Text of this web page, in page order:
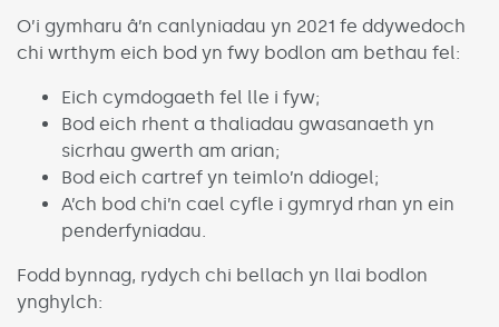
O’i gymharu â’n canlyniadau yn 2021 fe ddywedoch
chi wrthym eich bod yn fwy bodlon am bethau fel:
Eich cymdogaeth fel lle i fyw;
Bod eich rhent a thaliadau gwasanaeth yn
sicrhau gwerth am arian;
Bod eich cartref yn teimlo’n ddiogel;
A’ch bod chi’n cael cyfle i gymryd rhan yn ein
penderfyniadau.
Fodd bynnag, rydych chi bellach yn llai bodlon
ynghylch: